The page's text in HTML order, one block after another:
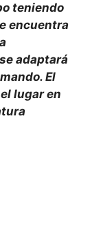
teniendo
encuentra
adaptará
El
lugar en